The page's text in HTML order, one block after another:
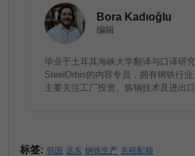
Bora Kadıoğlu
编辑
毕业于土耳其海峡大学翻译与口译研
SteelOrbis的内容专员，拥有钢铁行业
主要关注工厂投资、炼钢技术及进出口
标签: 韩国 远东 钢铁生产 关税配额